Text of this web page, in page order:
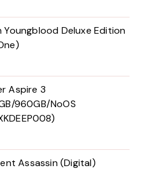
Youngblood Deluxe Edition
Aspire 3
960GB/NoOS
Assassin (Digital)